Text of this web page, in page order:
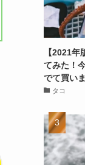
【2021
てみた！
でて買い
タコ